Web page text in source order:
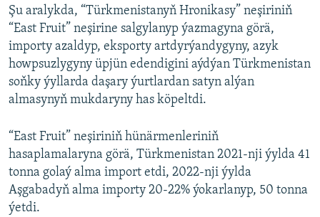
Şu aralykda, “Türkmenistanyň Hronikasy” neşiriniň
“East Fruit” neşirine salgylanyp ýazmagyna görä,
importy azaldyp, eksporty artdyrýandygyny, azyk
howpsuzlygyny üpjün edendigini aýdýan Türkmenistan
soňky ýyllarda daşary ýurtlardan satyn alýan
almasynyň mukdaryny has köpeltdi.
“East Fruit” neşiriniň hünärmenleriniň
hasaplamalaryna görä, Türkmenistan 2021-nji ýylda 41
tonna golaý alma import etdi, 2022-nji ýylda
Aşgabadyň alma importy 20-22% ýokarlanyp, 50 tonna
ýetdi.